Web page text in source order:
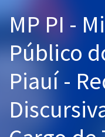
Cursos 20% OFF
Pós
Graduação
OAB
MP PI -
Público
Piauí -